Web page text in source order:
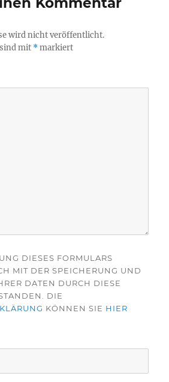
wird nicht veröffentlicht.
mit *markiert
DIESES FORMULARS
MIT DER SPEICHERUNG UND
DATEN DURCH DIESE
DIE
KÖNNEN SIE HIER